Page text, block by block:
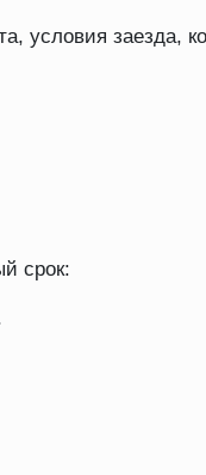
условия
срок: